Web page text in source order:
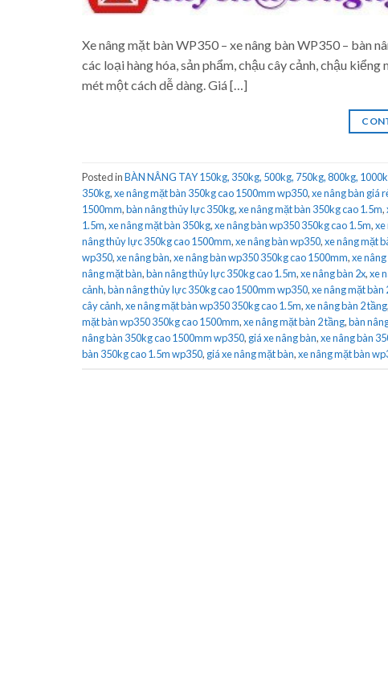
Xe nâng mặt bàn WP350 – xe nâng bàn WP350 – bàn
các loại hàng hóa, sản phẩm, chậu cây cảnh, chậu
mét một cách dễ dàng. Giá […]
Posted inBÀN NÂNG TAY 150kg, 350kg, 500kg, 750kg, 800kg,
350kg,xe nâng mặt bàn 350kg cao 1500mm wp350,xe nâng bàn giá
1500mm,bàn nâng thủy lực 350kg,xe nâng mặt bàn 350kg cao 1.5m,
1.5m,xe nâng mặt bàn 350kg,xe nâng bàn wp350 350kg cao 1.5m,xe
nâng thủy lực 350kg cao 1500mm,xe nâng bàn wp350,xe nâng mặt
wp350,xe nâng bàn,xe nâng bàn wp350 350kg cao 1500mm,xe
nâng mặt bàn,bàn nâng thủy lực 350kg cao 1.5m,xe nâng bàn 2x,xe
cảnh,bàn nâng thủy lực 350kg cao 1500mm wp350,xe nâng mặt bàn
cây cảnh,xe nâng mặt bàn wp350 350kg cao 1.5m,xe nâng bàn 2 tầng,
mặt bàn wp350 350kg cao 1500mm,xe nâng mặt bàn 2 tầng,bàn
nâng bàn 350kg cao 1500mm wp350, giá xe nâng bàn,xe nâng bàn
bàn 350kg cao 1.5m wp350, giá xe nâng mặt bàn,xe nâng mặt bàn